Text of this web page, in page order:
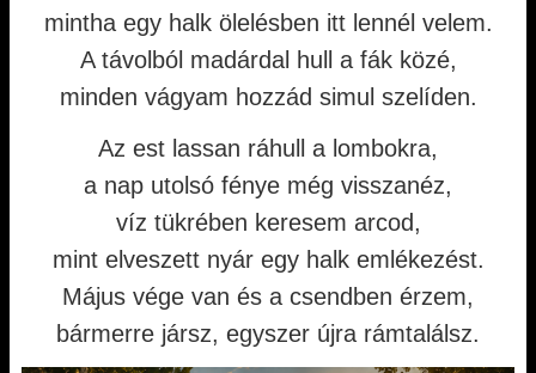
mintha egy halk ölelésben itt lennél velem.
A távolból madárdal hull a fák közé,
minden vágyam hozzád simul szelíden.
Az est lassan ráhull a lombokra,
a nap utolsó fénye még visszanéz,
víz tükrében keresem arcod,
mint elveszett nyár egy halk emlékezést.
Május vége van és a csendben érzem,
bármerre jársz, egyszer újra rámtalálsz.